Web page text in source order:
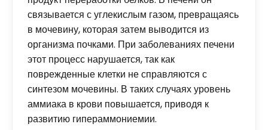
связывается с углекислым газом, превращаясь
в мочевину, которая затем выводится из
организма почками. При заболеваниях печени
этот процесс нарушается, так как
поврежденные клетки не справляются с
синтезом мочевины. В таких случаях уровень
аммиака в крови повышается, приводя к
развитию гипераммониемии.